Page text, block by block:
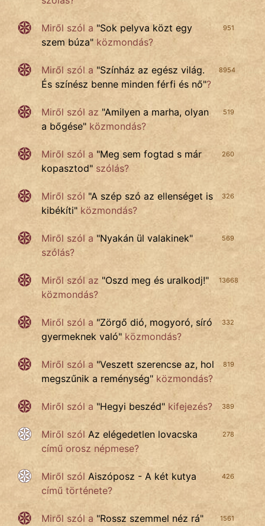
951
Miről szól a "Sok pelyva közt egy
szem búza" közmondás?
8954
Miről szól a "Színház az egész világ.
És színész benne minden férfi és nő"?
519
Miről szól az "Amilyen a marha, olyan
a bőgése" közmondás?
260
Miről szól a "Meg sem fogtad s már
kopasztod" szólás?
326
Miről szól "A szép szó az ellenséget is
kibékíti" közmondás?
569
Miről szól a "Nyakán ül valakinek"
szólás?
13668
Miről szól az "Oszd meg és uralkodj!"
közmondás?
332
Miről szól a "Zörgő dió, mogyoró, síró
gyermeknek való" közmondás?
819
Miről szól a "Veszett szerencse az, hol
megszűnik a reménység" közmondás?
389
Miről szól a "Hegyi beszéd" kifejezés?
278
Miről szól Az elégedetlen lovacska
című orosz népmese?
426
Miről szól Aiszóposz - A két kutya
című története?
1561
Miről szól a "Rossz szemmel néz rá"